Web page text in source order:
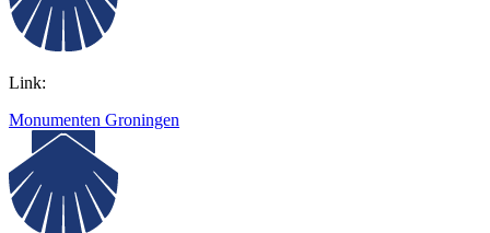
Link:
Monumenten Groningen